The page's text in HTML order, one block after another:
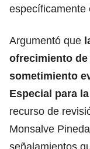
específicamente
Argumentó que
ofrecimiento
sometimiento
Especial para
recurso de
Monsalve
señalamientos